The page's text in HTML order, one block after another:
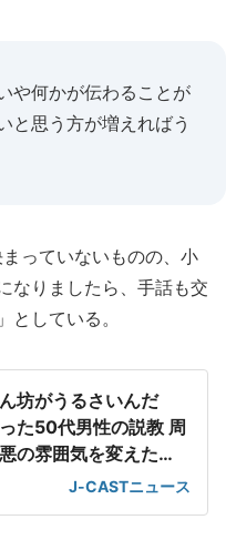
や何かが伝わることが
と思う方が増えればう
っていないものの、小
なりましたら、手話も交
としている。
坊がうるさいんだ
た50代男性の説教 周
の雰囲気を変えた
J-CASTニュース